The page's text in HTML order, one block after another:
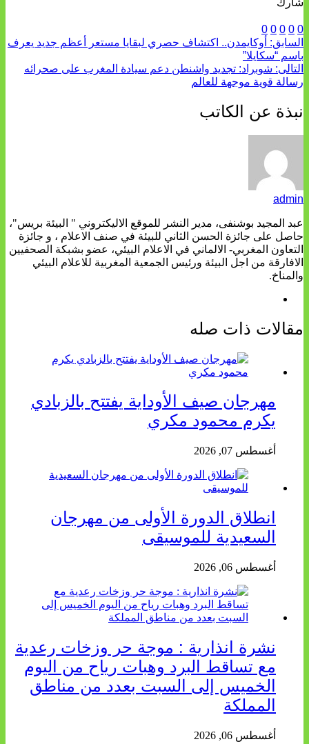
0
0
0
0
0
السابق: أوكايمدن.. اكتشاف حصري لبقايا مستعر أعظم جديد يعرف
باسم “سكايلا”
التالى: شوبراد: تجديد واشنطن دعم سيادة المغرب على صحرائه
رسالة قوية موجهة للعالم
نبذة عن الكاتب
admin
عبد المجيد بوشنفى، مدير النشر للموقع الاليكتروني " البيئة بريس"،
حاصل على جائزة الحسن الثاني للبيئة في صنف الاعلام ، و جائزة
التعاون المغربي- الالماني في الاعلام البيئي، عضو بشبكة الصحفيين
الافارقة من اجل البيئة ورئيس الجمعية المغربية للاعلام البيئي
والمناخ.
مقالات ذات صله
مهرجان صيف الأوداية يفتتح بالزبادي
يكرم محمود مكري
أغسطس 07, 2026
انطلاق الدورة الأولى من مهرجان
السعيدية للموسيقى
أغسطس 06, 2026
نشرة انذارية : موجة حر وزخات رعدية
مع تساقط البرد وهبات رياح من اليوم
الخميس إلى السبت بعدد من مناطق
المملكة
أغسطس 06, 2026